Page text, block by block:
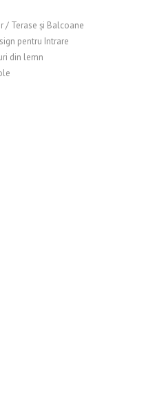
/ Terase și Balcoane
pentru Intrare
din lemn